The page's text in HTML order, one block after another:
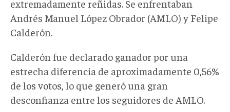
extremadamente reñidas. Se enfrentaban
Andrés Manuel López Obrador (AMLO) y Felipe
Calderón.
Calderón fue declarado ganador por una
estrecha diferencia de aproximadamente 0,56%
de los votos, lo que generó una gran
desconfianza entre los seguidores de AMLO.